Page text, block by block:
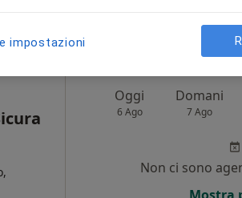
FR, in aree vicine alla tua
Oggi
6 Ago
Domani
7 Ago
Non ci sono
impostazioni